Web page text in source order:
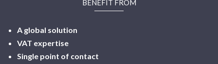
BENEFIT FROM
A global solution
VAT expertise
Single point of contact